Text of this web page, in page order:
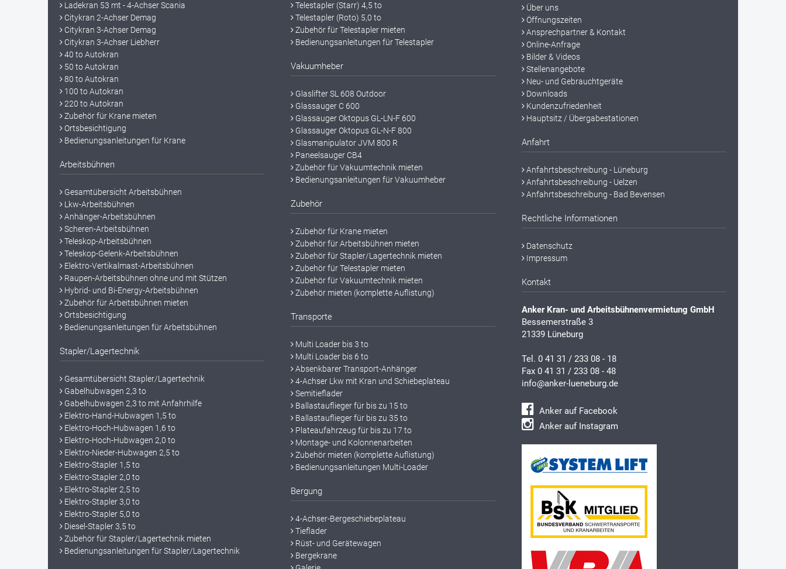
Ladekran 53 mt - 4-Achser Scania
Citykran 2-Achser Demag
Citykran 3-Achser Demag
Citykran 3-Achser Liebherr
40 to Autokran
50 to Autokran
80 to Autokran
100 to Autokran
220 to Autokran
Zubehör für Krane mieten
Ortsbesichtigung
Bedienungsanleitungen für Krane
Arbeitsbühnen
Gesamtübersicht Arbeitsbühnen
Lkw-Arbeitsbühnen
Anhänger-Arbeitsbühnen
Scheren-Arbeitsbühnen
Teleskop-Arbeitsbühnen
Teleskop-Gelenk-Arbeitsbühnen
Elektro-Vertikalmast-Arbeitsbühnen
Raupen-Arbeitsbühnen ohne und mit Stützen
Hybrid- und Bi-Energy-Arbeitsbühnen
Zubehör für Arbeitsbühnen mieten
Ortsbesichtigung
Bedienungsanleitungen für Arbeitsbühnen
Stapler/Lagertechnik
Gesamtübersicht Stapler/Lagertechnik
Gabelhubwagen 2,3 to
Gabelhubwagen 2,3 to mit Anfahrhilfe
Elektro-Hand-Hubwagen 1,5 to
Elektro-Hoch-Hubwagen 1,6 to
Elektro-Hoch-Hubwagen 2,0 to
Elektro-Nieder-Hubwagen 2,5 to
Elektro-Stapler 1,5 to
Elektro-Stapler 2,0 to
Elektro-Stapler 2,5 to
Elektro-Stapler 3,0 to
Elektro-Stapler 5,0 to
Diesel-Stapler 3,5 to
Zubehör für Stapler/Lagertechnik mieten
Bedienungsanleitungen für Stapler/Lagertechnik
Telestapler (Starr) 4,5 to
Telestapler (Roto) 5,0 to
Zubehör für Telestapler mieten
Bedienungsanleitungen für Telestapler
Vakuumheber
Glaslifter SL 608 Outdoor
Glassauger C 600
Glassauger Oktopus GL-LN-F 600
Glassauger Oktopus GL-N-F 800
Glasmanipulator JVM 800 R
Paneelsauger CB4
Zubehör für Vakuumtechnik mieten
Bedienungsanleitungen für Vakuumheber
Zubehör
Zubehör für Krane mieten
Zubehör für Arbeitsbühnen mieten
Zubehör für Stapler/Lagertechnik mieten
Zubehör für Telestapler mieten
Zubehör für Vakuumtechnik mieten
Zubehör mieten (komplette Auflistung)
Transporte
Multi Loader bis 3 to
Multi Loader bis 6 to
Absenkbarer Transport-Anhänger
4-Achser Lkw mit Kran und Schiebeplateau
Semitieflader
Ballastauflieger für bis zu 15 to
Ballastauflieger für bis zu 35 to
Plateaufahrzeug für bis zu 17 to
Montage- und Kolonnenarbeiten
Zubehör mieten (komplette Auflistung)
Bedienungsanleitungen Multi-Loader
Bergung
4-Achser-Bergeschiebeplateau
Tieflader
Rüst- und Gerätewagen
Bergekrane
Über uns
Öffnungszeiten
Ansprechpartner & Kontakt
Online-Anfrage
Bilder & Videos
Stellenangebote
Neu- und Gebrauchtgeräte
Downloads
Kundenzufriedenheit
Hauptsitz / Übergabestationen
Anfahrt
Anfahrtsbeschreibung - Lüneburg
Anfahrtsbeschreibung - Uelzen
Anfahrtsbeschreibung - Bad Bevensen
Rechtliche Informationen
Datenschutz
Impressum
Kontakt
Anker Kran- und Arbeitsbühnenvermietung GmbH
Bessemerstraße 3
21339 Lüneburg
Tel. 0 41 31 / 233 08 - 18
Fax 0 41 31 / 233 08 - 48
info@anker-lueneburg.de
Anker auf Facebook
Anker auf Instagram